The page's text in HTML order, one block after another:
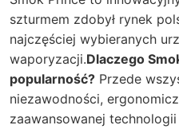
szturmem zdobył rynek
najczęściej wybieranych
waporyzacji.Dlaczego
popularność? Przede
niezawodności,
zaawansowanej